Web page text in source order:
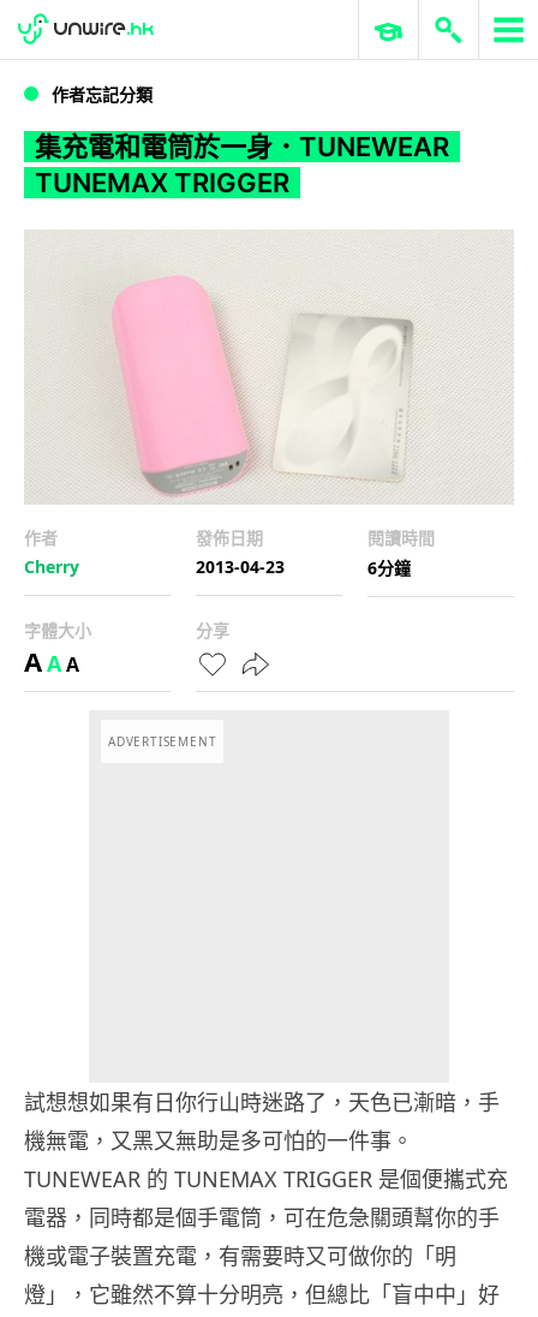
WWDC 2026 ERP 與商業 AI
作者忘記分類
集充電和電筒於一身．TUNEWEAR
TUNEMAX TRIGGER
作者
Cherry
發佈日期
2013-04-23
閱讀時間
6分鐘
字體大小
AAA
分享
ADVERTISEMENT
試想想如果有日你行山時迷路了，天色已漸暗，手
機無電，又黑又無助是多可怕的一件事。
TUNEWEAR 的 TUNEMAX TRIGGER 是個便攜式充
電器，同時都是個手電筒，可在危急關頭幫你的手
機或電子裝置充電，有需要時又可做你的「明
燈」，它雖然不算十分明亮，但總比「盲中中」好